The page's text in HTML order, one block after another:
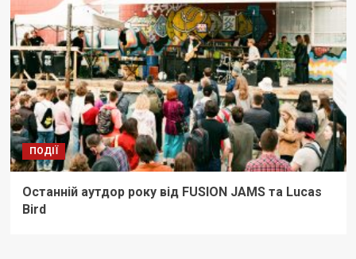
ПОДІЇ
Останній аутдор року від FUSION JAMS та Lucas
Bird